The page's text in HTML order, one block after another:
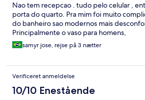
Nao tem recepcao . tudo pelo celular ,
porta do quarto. Pra mim foi muito
do banheiro sao modernos mais
Principalmente o vaso para homens,
samyr jose, rejse på 3 nætter
Verificeret anmeldelse
10/10 Enestående